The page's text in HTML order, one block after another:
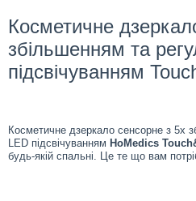
Косметичне
збільшенням та
підсвічуванням
Косметичне дзеркало сенсорне з 5х
LED підсвічуванням HoMedics
будь-якій спальні. Це те що вам